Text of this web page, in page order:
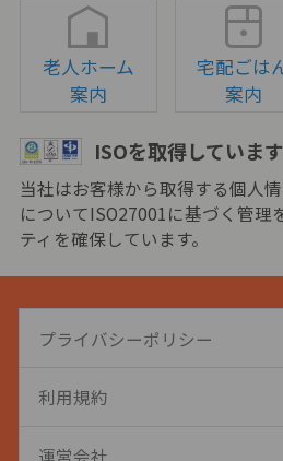
老人ホーム
案内
宅配ごは
案内
ISOを取得しています
当社はお客様から取得する個人
についてISO27001に基づく管理
ティを確保しています。
プライバシーポリシー
利用規約
運営会社